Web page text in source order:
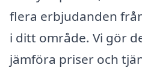
flera erbjudanden
i ditt område. Vi gör
jämföra priser och